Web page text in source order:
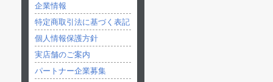
企業情報
特定商取引法に基づく表記
個人情報保護方針
実店舗のご案内
パートナー企業募集